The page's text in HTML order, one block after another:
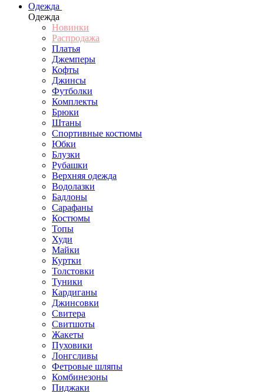
Одежда
Одежда
Новинки
Распродажа
Платья
Джемперы
Кофты
Джинсы
Футболки
Комплекты
Брюки
Штаны
Спортивные костюмы
Юбки
Блузки
Рубашки
Верхняя одежда
Водолазки
Бадлоны
Сарафаны
Костюмы
Топы
Худи
Майки
Куртки
Толстовки
Туники
Кардиганы
Джинсовки
Свитера
Свитшоты
Жакеты
Пуховики
Лонгсливы
Фетровые шляпы
Комбинезоны
Пиджаки